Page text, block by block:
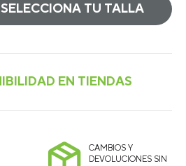
SELECCIONA TU TALLA
CAMBIOS Y
DEVOLUCIONES SIN